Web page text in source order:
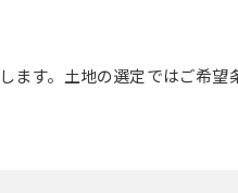
ます。土地の選定ではご希望